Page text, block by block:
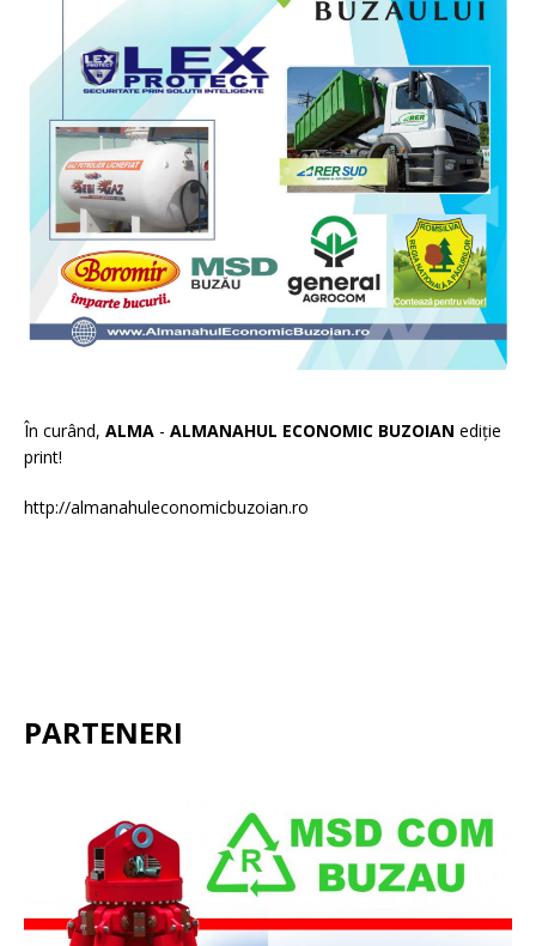
În curând, ALMA - ALMANAHUL ECONOMIC BUZOIAN ediție
print!
http://almanahuleconomicbuzoian.ro
PARTENERI